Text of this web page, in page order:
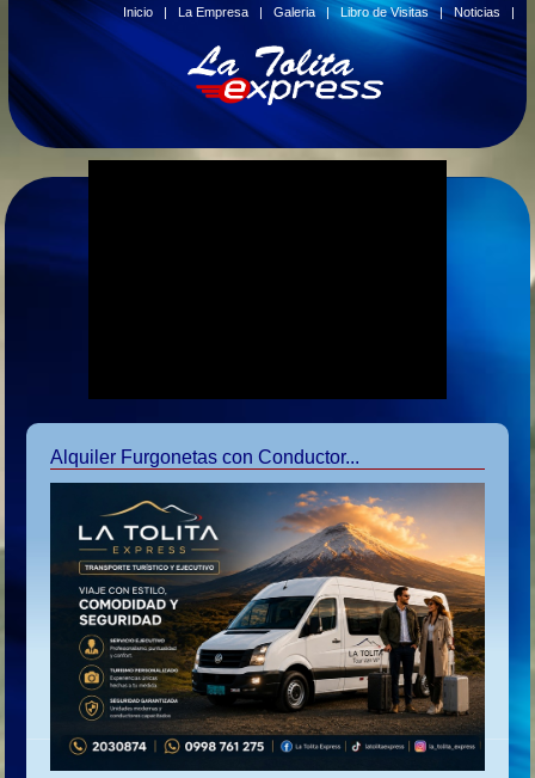
Inicio |La Empresa |Galeria |Libro de Visitas|Noticias |
Alquiler Furgonetas con Conductor...